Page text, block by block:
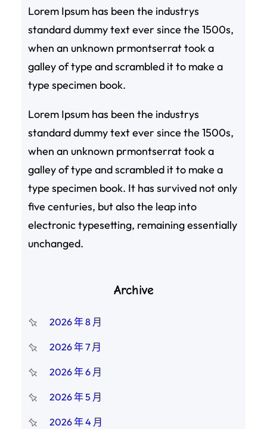
Lorem Ipsum has been the industrys
standard dummy text ever since the 1500s,
when an unknown prmontserrat took a
galley of type and scrambled it to make a
type specimen book.
Lorem Ipsum has been the industrys
standard dummy text ever since the 1500s,
when an unknown prmontserrat took a
galley of type and scrambled it to make a
type specimen book. It has survived not only
five centuries, but also the leap into
electronic typesetting, remaining essentially
unchanged.
Archive
2026 年 8 月
2026 年 7 月
2026 年 6 月
2026 年 5 月
2026 年 4 月